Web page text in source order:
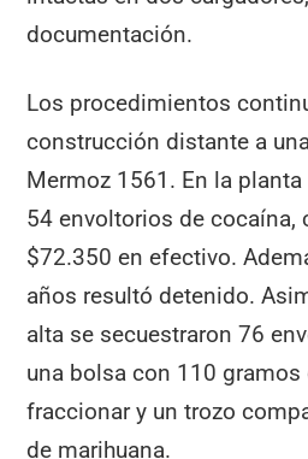
documentación.
Los procedimientos
construcción distante a
Mermoz 1561. En la
54 envoltorios de cocaína,
$72.350 en efectivo.
años resultó detenido.
alta se secuestraron 76
una bolsa con 110
fraccionar y un trozo
de marihuana.